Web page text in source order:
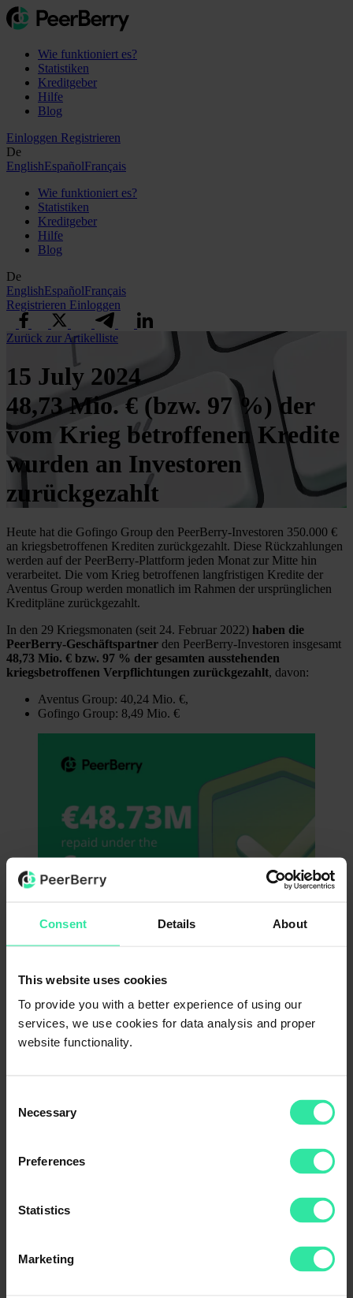
Consent Details About
This website uses cookies
To provide you with a better experience of using our
services, we use cookies for data analysis and proper
website functionality.
Selection
Necessary
Preferences
Statistics
Marketing
Wie funktioniert es?
Statistiken
Kreditgeber
Hilfe
Blog
Einloggen Registrieren
De
EnglishEspañolFrançais
Wie funktioniert es?
Statistiken
Kreditgeber
Hilfe
Blog
De
EnglishEspañolFrançais
Registrieren Einloggen
Zurück zur Artikelliste
15 July 2024
48,73 Mio. € (bzw. 97 %) der
vom Krieg betroffenen Kredite
wurden an Investoren
zurückgezahlt
Heute hat die Gofingo Group den PeerBerry-Investoren 350.000 €
an kriegsbetroffenen Krediten zurückgezahlt. Diese Rückzahlungen
werden auf der PeerBerry-Plattform jeden Monat zur Mitte hin
verarbeitet. Die vom Krieg betroffenen langfristigen Kredite der
Aventus Group werden monatlich im Rahmen der ursprünglichen
Kreditpläne zurückgezahlt.
In den 29 Kriegsmonaten (seit 24. Februar 2022) haben die
PeerBerry-Geschäftspartner den PeerBerry-Investoren insgesamt
48,73 Mio. € bzw. 97 % der gesamten ausstehenden
kriegsbetroffenen Verpflichtungen zurückgezahlt, davon:
Aventus Group: 40,24 Mio. €,
Gofingo Group: 8,49 Mio. €
Die restlichen kriegsbetroffenen Verpflichtungen auf der PeerBerry-
Plattform:
Die kriegsbetroffenen langfristigen Verpflichtungen der
Aventus Group (AutoMoney und Slon Credit Ukraine)
Die vom Krieg betroffenen kurzfristigen Verbindlichkeiten
der Gofingo Group (Zecredit, EuroGroshi und Gofingo
wird ihre kriegsbetroffenen Verpflichtungen weiterhin zur
Mitte eines jeden Monats erfüllen. Die aufgelaufenen Zinsen
Falls es keine neuen größeren Turbulenzen gibt, ist es realistisch,
vor Ende des 2024 in vollem Umfang erfüllen werden.